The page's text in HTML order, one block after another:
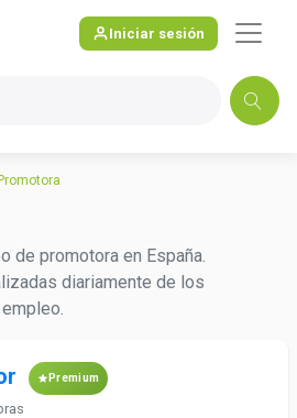
Iniciar sesión
Promotora
de promotora en España.
diariamente de los
Premium